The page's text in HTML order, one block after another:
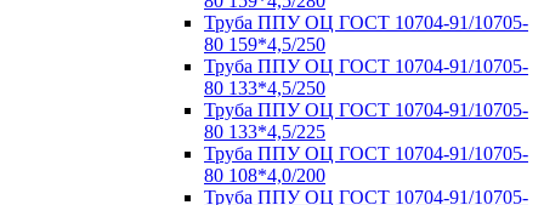
Труба ППУ ОЦ ГОСТ 10704-91/10705-
80 159*4,5/250
Труба ППУ ОЦ ГОСТ 10704-91/10705-
80 133*4,5/250
Труба ППУ ОЦ ГОСТ 10704-91/10705-
80 133*4,5/225
Труба ППУ ОЦ ГОСТ 10704-91/10705-
80 108*4,0/200
Труба ППУ ОЦ ГОСТ 10704-91/10705-